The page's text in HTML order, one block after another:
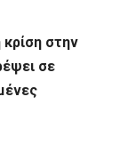
κρίση στην
σε